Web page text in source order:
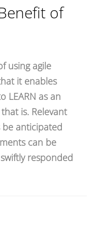
of
using agile
it enables
LEARN as an
that is. Relevant
anticipated
can be
responded